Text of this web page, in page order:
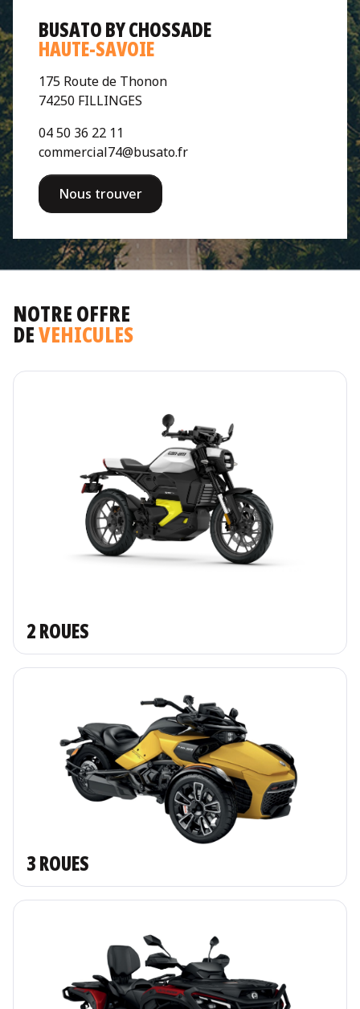
BUSATO BY CHOSSADE
HAUTE-SAVOIE
175 Route de Thonon
74250 FILLINGES
04 50 36 22 11
commercial74@busato.fr
Nous trouver
NOTRE OFFRE
DEVEHICULES
2 ROUES
3 ROUES